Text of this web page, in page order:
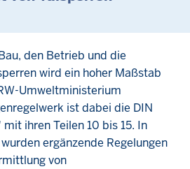
den Betrieb und die
wird ein hoher Maßstab
Umweltministerium
ist dabei die DIN
ihren Teilen 10 bis 15. In
ergänzende Regelungen
von